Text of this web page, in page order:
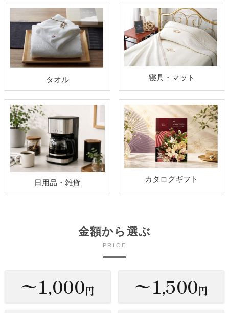
タオル 寝具・マット
日用品・雑貨 カタログギフト
金額から選ぶ
PRICE
〜1,000円 〜1,500円